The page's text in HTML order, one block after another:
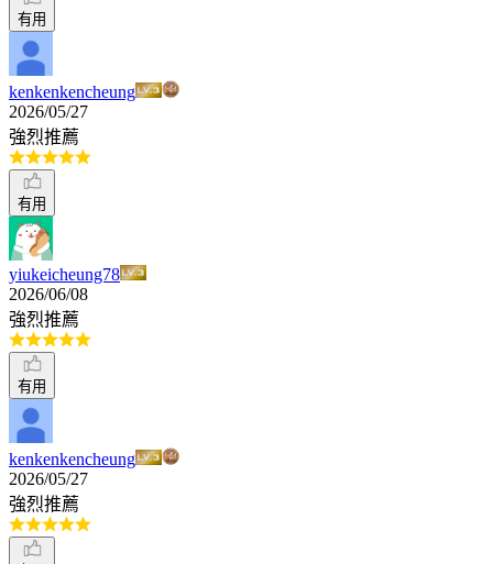
有用
kenkenkencheung
2026/05/27
強烈推薦
有用
yiukeicheung78
2026/06/08
強烈推薦
有用
kenkenkencheung
2026/05/27
強烈推薦